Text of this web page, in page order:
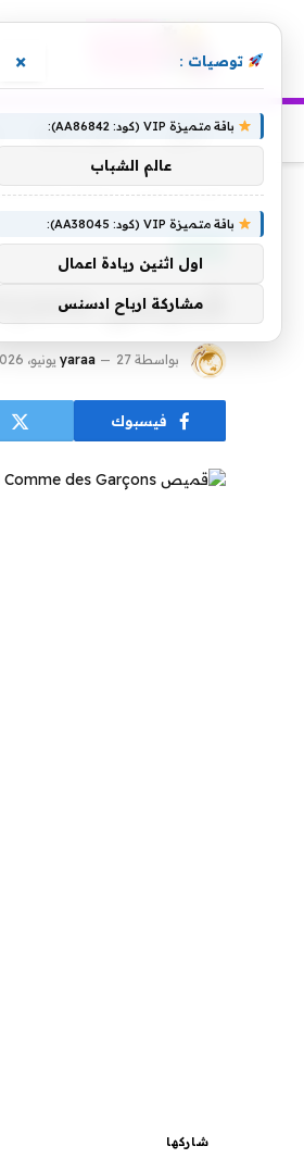
عطور عطور رجالية
الرئيسية »قميص Comme des Garçons لربيع 2027 للملابس الرجالية
قميص Comme des Garçons لربيع 2027 للملابس الرجالية
بواسطة yaraa 27 يونيو، 2026
فيسبوك
شاركها
توصيات : ×
باقة متميزة VIP (كود: AA86842):
عالم الشباب
باقة متميزة VIP (كود: AA38045):
اول اثنين ريادة اعمال
مشاركة ارباح ادسنس